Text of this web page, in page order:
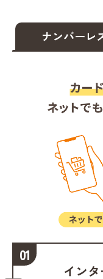
ナンバーレ
01
イン